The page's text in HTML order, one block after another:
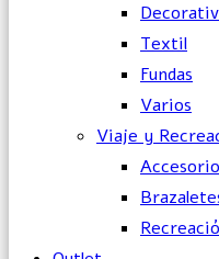
Textil
Fundas
Varios
Viaje y